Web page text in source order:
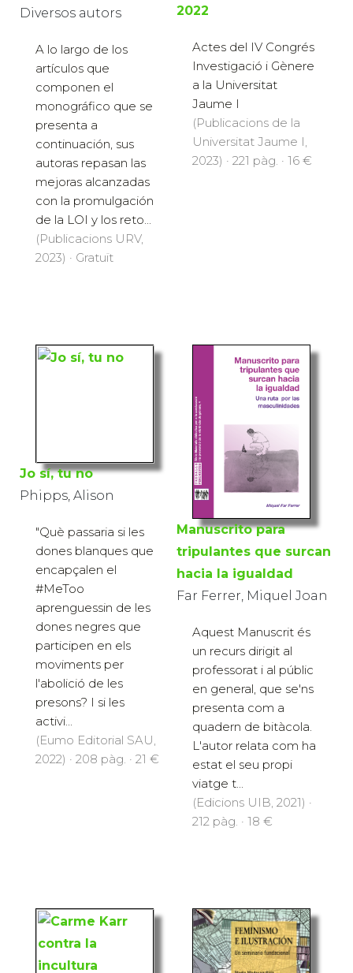
Diversos autors
A lo largo de los
artículos que
componen el
monográfico que se
presenta a
continuación, sus
autoras repasan las
mejoras alcanzadas
con la promulgación
de la LOI y los reto...
(Publicacions URV,
2023) · Gratuït
2022
Actes del IV Congrés
Investigació i Gènere
a la Universitat
Jaume I
(Publicacions de la
Universitat Jaume I,
2023) · 221 pàg. · 16 €
Jo sí, tu no
Phipps, Alison
"Què passaria si les
dones blanques que
encapçalen el
#MeToo
aprenguessin de les
dones negres que
participen en els
moviments per
l'abolició de les
presons? I si les
activi...
(Eumo Editorial SAU,
2022) · 208 pàg. · 21 €
Manuscrito para
tripulantes que surcan
hacia la igualdad
Far Ferrer, Miquel Joan
Aquest Manuscrit és
un recurs dirigit al
professorat i al públic
en general, que se'ns
presenta com a
quadern de bitàcola.
L'autor relata com ha
estat el seu propi
viatge t...
(Edicions UIB, 2021) ·
212 pàg. · 18 €